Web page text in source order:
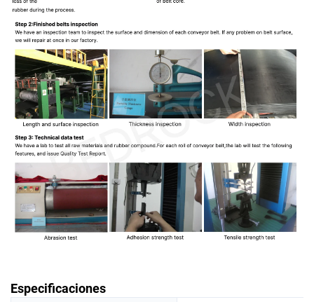
Especificaciones